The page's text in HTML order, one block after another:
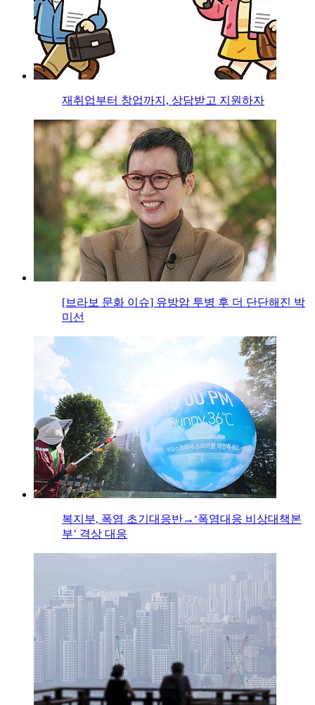
재취업부터 창업까지, 상담받고 지원하자
[브라보 문화 이슈] 유방암 투병 후 더 단단해진 박
미선
복지부, 폭염 초기대응반→‘폭염대응 비상대책본
부’ 격상 대응